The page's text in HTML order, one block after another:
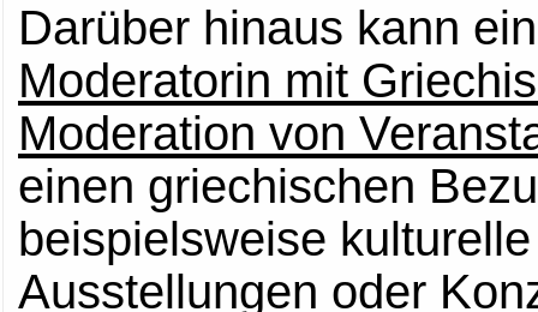
Darüber hinaus kann
Moderatorin mit
Moderation von
einen griechischen
beispielsweise
Ausstellungen oder